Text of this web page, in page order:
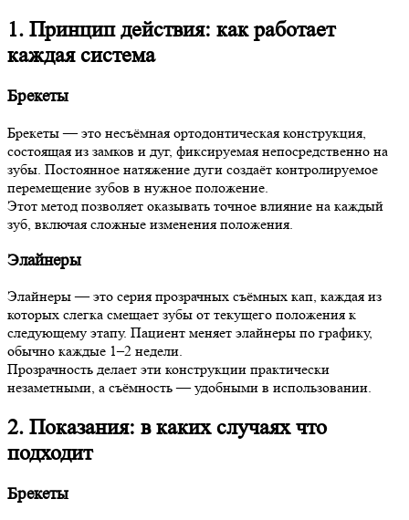
1. Принцип действия: как работает
каждая система
Брекеты
Брекеты — это несъёмная ортодонтическая конструкция,
состоящая из замков и дуг, фиксируемая непосредственно на
зубы. Постоянное натяжение дуги создаёт контролируемое
перемещение зубов в нужное положение.
Этот метод позволяет оказывать точное влияние на каждый
зуб, включая сложные изменения положения.
Элайнеры
Элайнеры — это серия прозрачных съёмных кап, каждая из
которых слегка смещает зубы от текущего положения к
следующему этапу. Пациент меняет элайнеры по графику,
обычно каждые 1–2 недели.
Прозрачность делает эти конструкции практически
незаметными, а съёмность — удобными в использовании.
2. Показания: в каких случаях что
подходит
Брекеты